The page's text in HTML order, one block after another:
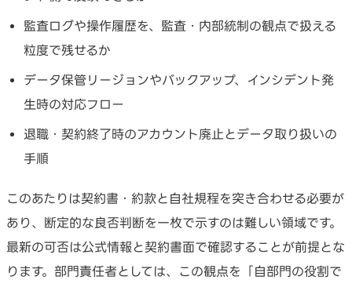
監査ログや操作履歴を、監査・内部統制の観点で扱える
粒度で残せるか
データ保管リージョンやバックアップ、インシデント発
生時の対応フロー
退職・契約終了時のアカウント廃止とデータ取り扱いの
手順
このあたりは契約書・約款と自社規程を突き合わせる必要が
あり、断定的な良否判断を一枚で示すのは難しい領域です。
最新の可否は公式情報と契約書面で確認することが前提とな
ります。部門責任者としては、この観点を「自部門の役割で